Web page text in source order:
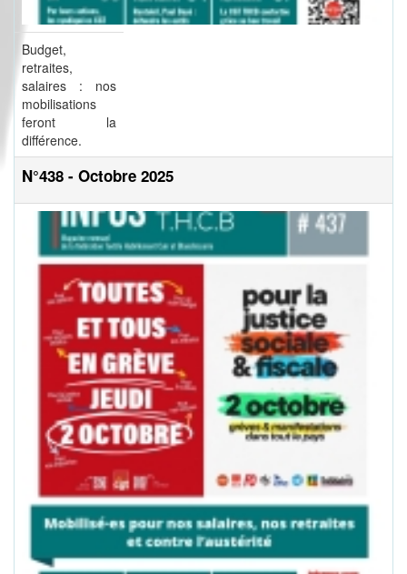
Budget,
retraites,
salaires : nos
mobilisations
feront la
différence.
N°438 - Octobre 2025